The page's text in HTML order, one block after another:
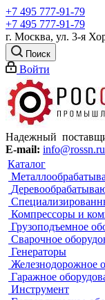
+7 495 777-91-79
+7 495 777-91-79
г. Москва, ул. 3-я
Поиск
Войти
Надежный
E-mail: info@rossn.ru
Каталог
Компрессоры и
Грузоподъемное
Сварочное
Генераторы
Железнодорожное
Гаражное
Инструмент